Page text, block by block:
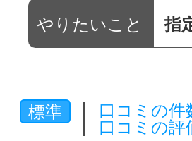
やりたいこと 指
標準
口コミの件
口コミの評